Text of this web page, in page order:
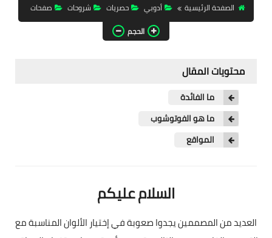
تحميل برامج
تحميل ألعاب
فاشون
الصفحة الرئيسية
أدوبي حصريات شروحات
صفحات
الحجم
محتويات المقال
ما الفائدة
ما هو الفوتوشوب
المواقع
السلام عليكم
العديد من المصممين يجدوا صعوبة في إختيار الألوان المناسبة مع